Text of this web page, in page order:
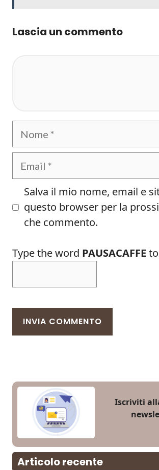
Lascia un commento
Nome
Email
Salva il mio nome, email e
questo browser per la
che commento.
Type the word PAUSACAFFE
Iscriviti
Articolo recente